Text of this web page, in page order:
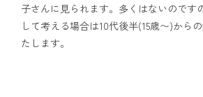
子さんに見られます。多くはないのです
して考える場合は10代後半(15歳〜)から
たします。